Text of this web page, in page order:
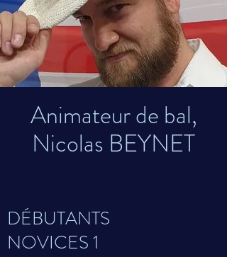
Animateur de bal,
Nicolas BEYNET
DÉBUTANTS
NOVICES 1